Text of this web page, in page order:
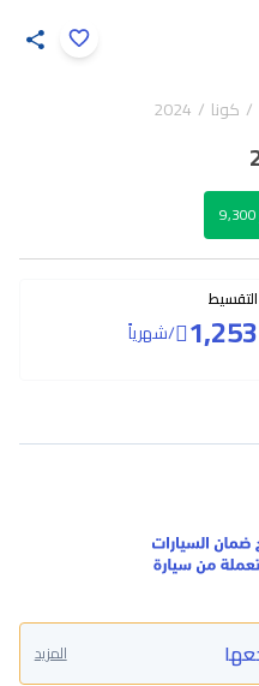
كونا 2024
9,300
التقسيط
1,253
/شهرياً
المزيد